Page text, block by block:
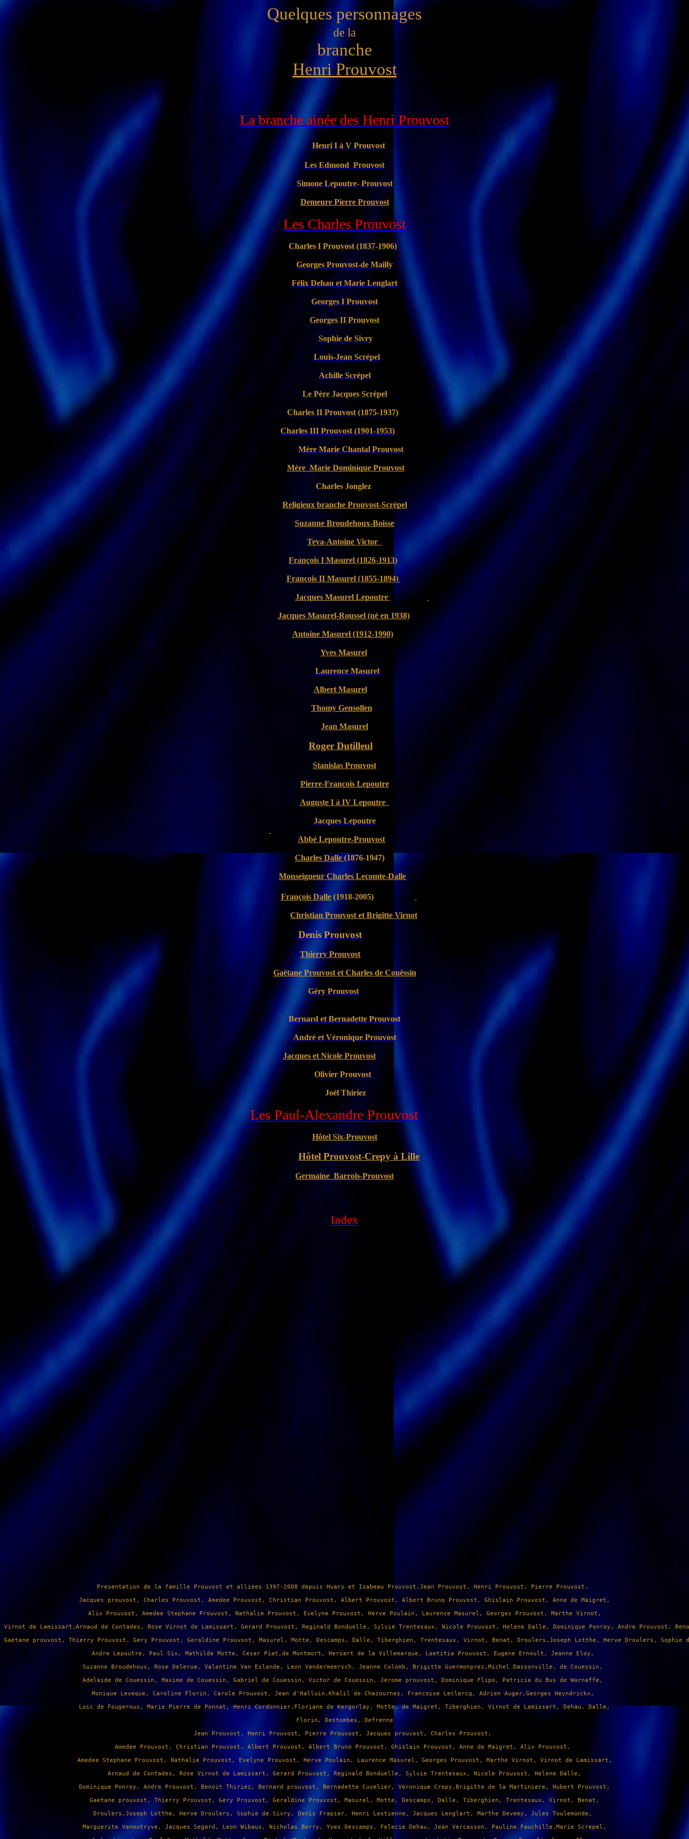
Quelques personnages
de la
branche
Henri Prouvost
La branche ainée des Henri Prouvost
Henri I à V Prouvost
Les Edmond Prouvost
Simone Lepoutre- Prouvost
Demeure Pierre Prouvost
Les Charles Prouvost
Charles I Prouvost (1837-1906)
Georges Prouvost-de Mailly
Félix Dehau et Marie Lenglart
Georges I Prouvost
Georges II Prouvost
Sophie de Sivry
Louis-Jean Scrépel
Achille Scrépel
Le Père Jacques Scrépel
Charles II Prouvost (1875-1937)
Charles III Prouvost (1901-1953)
Mère Marie Chantal Prouvost
Mère Marie Dominique Prouvost
Charles Jonglez
Religieux branche Prouvost-Scrépel
Suzanne Broudehoux-Boisse
Teva-Antoine Victor
François I Masurel (1826-1913)
François II Masurel (1855-1894)
Jacques Masurel Lepoutre
Jacques Masurel-Roussel (né en 1938)
Antoine Masurel (1912-1990)
Yves Masurel
Laurence Masurel
Albert Masurel
Thomy Gensollen
Jean Masurel
Roger Dutilleul
Stanislas Prouvost
Pierre-François Lepoutre
Auguste I à IV Lepoutre
Jacques Lepoutre
Abbé Lepoutre-Prouvost
Charles Dalle (1876-1947)
Monseigneur Charles Lecomte-Dalle
François Dalle(1918-2005)
Christian Prouvost et Brigitte Virnot
Denis Prouvost
Thierry Prouvost
Gaëtane Prouvost et Charles de Couëssin
Géry Prouvost
Bernard et Bernadette Prouvost
André et Véronique Prouvost
Jacques et Nicole Prouvost
Olivier Prouvost
Joël Thiriez
Les Paul-Alexandre Prouvost
Hôtel Six-Prouvost
Hôtel Prouvost-Crepy à Lille
Germaine Barrois-Prouvost
Index
Presentation de la famille Prouvost et alliees 1397-2008 depuis Huars et Isabeau Prouvost,Jean Prouvost, Henri Prouvost, Pierre Prouvost,
Jacques prouvost, Charles Prouvost, Amedee Prouvost, Christian Prouvost, Albert Prouvost, Albert Bruno Prouvost, Ghislain Prouvost, Anne de Maigret,
Alix Prouvost, Amedee Stephane Prouvost, Nathalie Prouvost, Evelyne Prouvost, Herve Poulain, Laurence Masurel, Georges Prouvost, Marthe Virnot,
Virnot de Lamissart,Arnaud de Contades, Rose Virnot de Lamissart, Gerard Prouvost, Reginald Bonduelle, Sylvie Trentesaux, Nicole Prouvost, Helene Dalle, Dominique Ponroy, Andre
Gaetane prouvost, Thierry Prouvost, Gery Prouvost, Geraldine Prouvost, Masurel, Motte, Descamps, Dalle, Tiberghien, Trentesaux, Virnot, Benat, Droulers,Joseph Lotthe, Herve Droulers,
Andre Lepoutre, Paul Six, Mathilde Motte, Cesar Piat,de Montmort, Hersart de la Villemarque, Laetitia Prouvost, Eugene Ernoult, Jeanne Eloy,
Suzanne Broudehoux, Rose Delerue, Valentine Van Eslande, Leon Vandermeersch, Jeanne Colomb, Brigitte Guermonprez,Michel Dassonville, de Couessin,
Adelaide de Couessin, Maxime de Couessin, Gabriel de Couessin, Victor de Couessin, Jerome prouvost, Dominique Flipo, Patricia du Bus de Warnaffe,
Monique Leveque, Caroline Florin, Carole Prouvost, Jean d'Halluin,Khalil de Chazournes, Francoise Leclercq, Adrien Auger,Georges Heyndrickx,
Loic de Fougeroux, Marie Pierre de Ponnat, Henri Cordonnier,Floriane de Kergorlay, Motte, de Maigret, Tiberghien, Virnot de Lamissart, Dehau, Dalle,
Florin, Destombes, Defrenne
Jean Prouvost, Henri Prouvost, Pierre Prouvost, Jacques prouvost, Charles Prouvost,
Amedee Prouvost, Christian Prouvost, Albert Prouvost, Albert Bruno Prouvost, Ghislain Prouvost, Anne de Maigret, Alix Prouvost,
Amedee Stephane Prouvost, Nathalie Prouvost, Evelyne Prouvost, Herve Poulain, Laurence Masurel, Georges Prouvost, Marthe Virnot, Virnot de Lamissart,
Arnaud de Contades, Rose Virnot de Lamissart, Gerard Prouvost, Reginald Bonduelle, Sylvie Trentesaux, Nicole Prouvost, Helene Dalle,
Dominique Ponroy, Andre Prouvost, Benoit Thiriez, Bernard prouvost, Bernadette Cuvelier, Veronique Crepy,Brigitte de la Martiniere, Hubert Prouvost,
Gaetane prouvost, Thierry Prouvost, Gery Prouvost, Geraldine Prouvost, Masurel, Motte, Descamps, Dalle, Tiberghien, Trentesaux, Virnot, Benat,
Droulers,Joseph Lotthe, Herve Droulers, Sophie de Sivry, Denis Frapier, Henri Lestienne, Jacques Lenglart, Marthe Devemy, Jules Toulemonde,
Marguerite Vanoutryve, Jacques Segard, Leon Wibaux, Nicholas Berry, Yves Descamps, Felecie Dehau, Jean Vercasson, Pauline Fauchille,Marie Screpel,